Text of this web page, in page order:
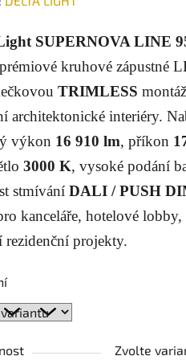
SUPERNOVA LINE
kruhové zápustné
TRIMLESS
architektonické interiéry.
výkon 16 910 lm, příkon
3000 K, vysoké podání
stmívání DALI / PUSH
kanceláře, hotelové
rezidenční projekty.
Zvolte